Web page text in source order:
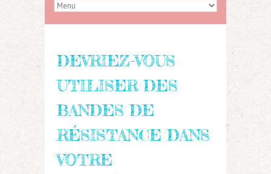
DEVRIEZ-VOUS
UTILISER DES
BANDES DE
RÉSISTANCE DANS
VOTRE